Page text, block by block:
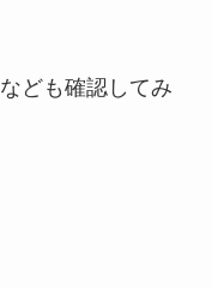
なども確認してみ